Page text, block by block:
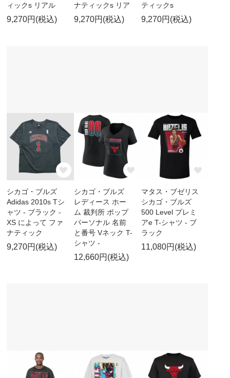
ィックs リアル
9,270円(税込)
ナティックs リア
9,270円(税込)
ティックs
9,270円(税込)
シカゴ・ブルズ
Adidas 2010s Tシ
ャツ - ブラック -
XS によって ファ
ナティック
9,270円(税込)
シカゴ・ブルズ
レディース ホー
ム 裁判所 ポップ
パーソナル 名前
と番号 Vネック T-
シャツ -
12,660円(税込)
マタス・ブゼリス
シカゴ・ブルズ
500 Level プレミ
アe T-シャツ - ブ
ラック
11,080円(税込)